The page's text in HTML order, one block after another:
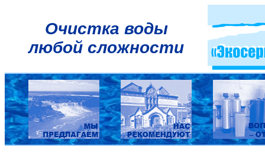
Очистка воды
любой сложности